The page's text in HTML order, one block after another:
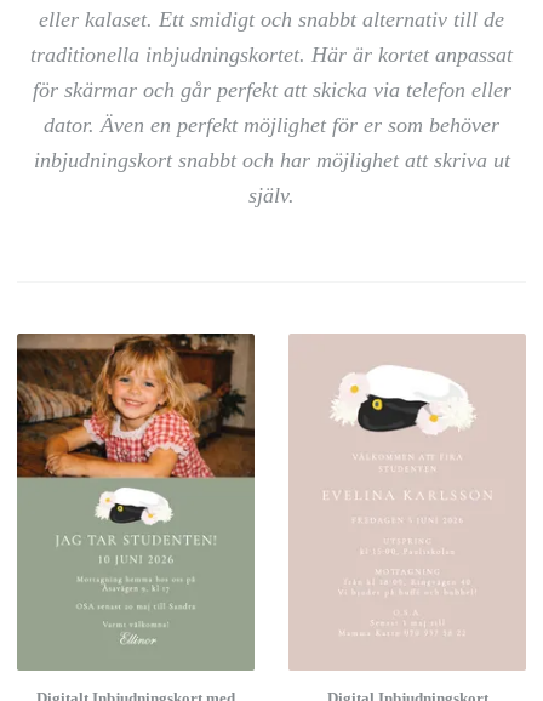
eller kalaset. Ett smidigt och snabbt alternativ till de
traditionella inbjudningskortet. Här är kortet anpassat
för skärmar och går perfekt att skicka via telefon eller
dator. Även en perfekt möjlighet för er som behöver
inbjudningskort snabbt och har möjlighet att skriva ut
själv.